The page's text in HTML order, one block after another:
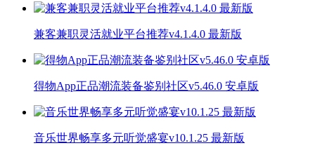
兼客兼职灵活就业平台推荐v4.1.4.0 最新版
得物App正品潮流装备鉴别社区v5.46.0 安卓版
音乐世界畅享多元听觉盛宴v10.1.25 最新版